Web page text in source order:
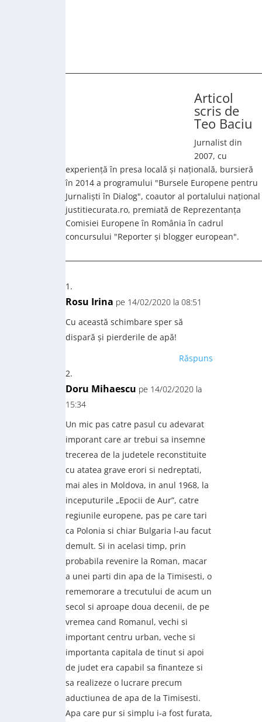
Articol
scris de
Teo Baciu
Jurnalist din
2007, cu
experiență în presa locală și națională, bursieră
în 2014 a programului "Bursele Europene pentru
Jurnaliști în Dialog", coautor al portalului național
justitiecurata.ro, premiată de Reprezentanța
Comisiei Europene în România în cadrul
concursului "Reporter și blogger european".
Rosu Irina pe 14/02/2020 la 08:51
Cu această schimbare sper să
dispară și pierderile de apă!
Răspuns
Doru Mihaescu pe 14/02/2020 la
15:34
Un mic pas catre pasul cu adevarat
imporant care ar trebui sa insemne
trecerea de la judetele reconstituite
cu atatea grave erori si nedreptati,
mai ales in Moldova, in anul 1968, la
inceputurile „Epocii de Aur”, catre
regiunile europene, pas pe care tari
ca Polonia si chiar Bulgaria l-au facut
demult. Si in acelasi timp, prin
probabila revenire la Roman, macar
a unei parti din apa de la Timisesti, o
rememorare a trecutului de acum un
secol si aproape doua decenii, de pe
vremea cand Romanul, vechi si
important centru urban, veche si
importanta capitala de tinut si apoi
de judet era capabil sa finanteze si
sa realizeze o lucrare precum
aductiunea de apa de la Timisesti.
Apa care pur si simplu i-a fost furata,